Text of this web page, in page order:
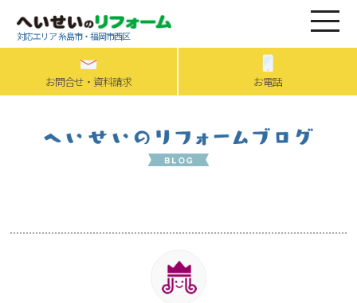
対応エリア 糸島市・福岡市西区
お問合せ・資料請求 お電話